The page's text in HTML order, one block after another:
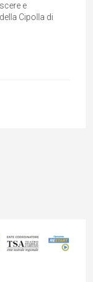
e
Cipolla di